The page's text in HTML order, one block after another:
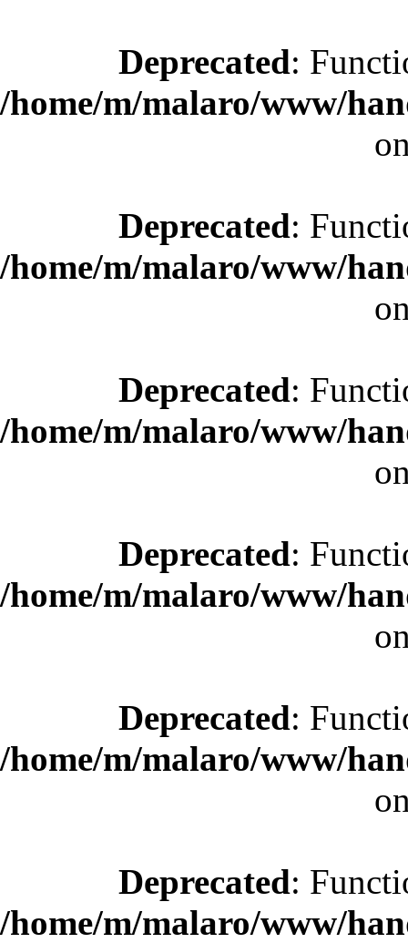
Deprecated:
/home/m/malaro/www/
Deprecated:
/home/m/malaro/www/
Deprecated:
/home/m/malaro/www/
Deprecated:
/home/m/malaro/www/
Deprecated:
/home/m/malaro/www/
Deprecated:
/home/m/malaro/www/